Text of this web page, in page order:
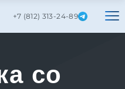
+7 (812) 313-24-89
со